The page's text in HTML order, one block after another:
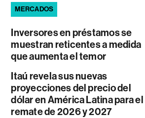
MERCADOS
Inversores en préstamos se
muestran reticentes a medida
que aumenta el temor
Itaú revela sus nuevas
proyecciones del precio del
dólar en América Latina para el
remate de 2026 y 2027